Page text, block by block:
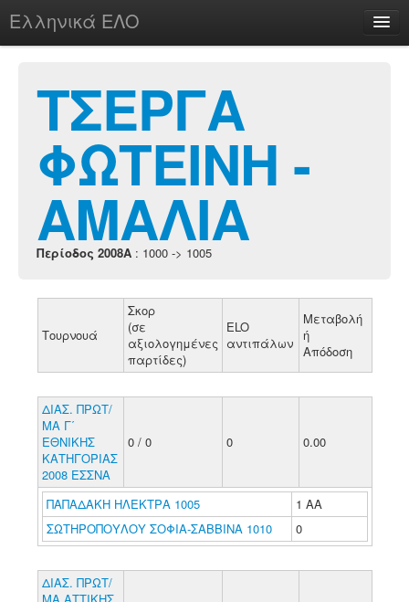
Ελληνικά ΕΛΟ
chesstu.be @ discord
Login
ΤΣΕΡΓΑ
ΦΩΤΕΙΝΗ -
ΑΜΑΛΙΑ
Περίοδος 2008A : 1000 -> 1005
Τουρνουά
Σκορ
(σε
αξιολογημένες
παρτίδες)
ELO
αντιπάλων
Μεταβολή
ή
Απόδοση
ΔΙΑΣ. ΠΡΩΤ/
ΜΑ Γ΄
ΕΘΝΙΚΗΣ
ΚΑΤΗΓΟΡΙΑΣ
2008 ΕΣΣΝΑ
0 / 0 0 0.00
ΠΑΠΑΔΑΚΗ ΗΛΕΚΤΡΑ 1005
1 ΑΑ
ΣΩΤΗΡΟΠΟΥΛΟΥ ΣΟΦΙΑ-ΣΑΒΒΙΝΑ 1010
0
ΔΙΑΣ. ΠΡΩΤ/